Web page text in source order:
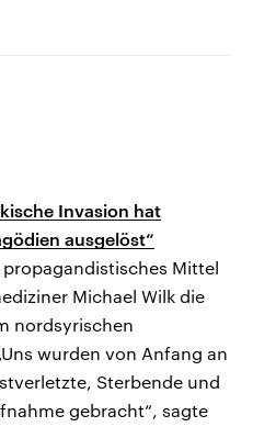
Invasion hat
ausgelöst“
Mittel
Michael Wilk die
nordsyrischen
wurden von Anfang an
Sterbende und
gebracht“, sagte